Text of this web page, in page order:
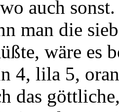
auch
man die
wäre es
4, lila 5,
das